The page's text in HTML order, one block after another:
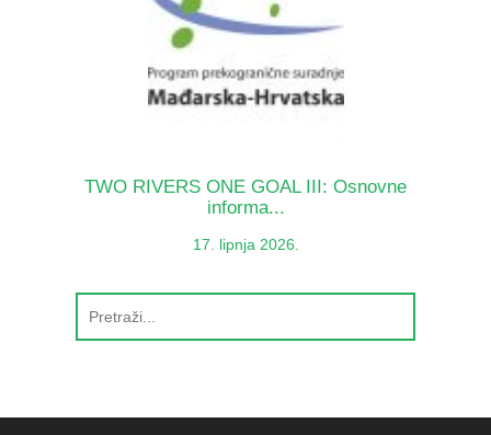
TWO RIVERS ONE GOAL III: Osnovne
informa...
17. lipnja 2026.